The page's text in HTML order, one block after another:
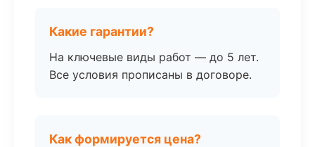
Какие гарантии?
На ключевые виды работ — до 5 лет.
Все условия прописаны в договоре.
Как формируется цена?